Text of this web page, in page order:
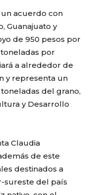
un acuerdo con
Guanajuato y
de 950 pesos por
por
a alrededor de
y representa un
del grano,
y Desarrollo
Claudia
de este
destinados a
sureste del país